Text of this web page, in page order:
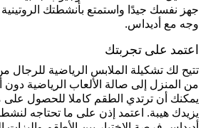
جهز نفسك جيدًا واستمتع بأنشطتك
وجه مع أديداس.
اعتمد على تجربتك
تتيح لك تشكيلة الملابس الرياضية للرجال
من المنزل إلى صالة الألعاب الرياضية
يمكنك أن ترتدي الطقم كاملا للحصول
يزيدك هيبة. اعتمد إذن على ما تحتاجه